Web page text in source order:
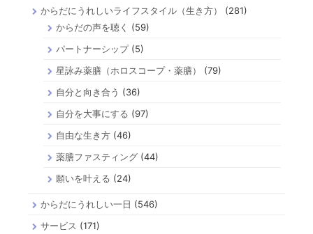
からだにうれしいライフスタイル（生き方）
(281)
からだの声を聴く
(59)
パートナーシップ(5)
星詠み薬膳（ホロスコープ・薬膳）
(79)
自分と向き合う (36)
自分を大事にする (97)
自由な生き方 (46)
薬膳ファスティング (44)
願いを叶える (24)
からだにうれしい一日 (546)
サービス (171)